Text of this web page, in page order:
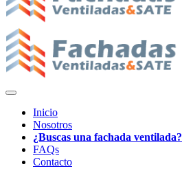
Inicio
Nosotros
¿Buscas una fachada ventilada?
FAQs
Contacto